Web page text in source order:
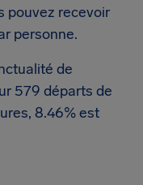
pouvez recevoir
personne.
de
579 départs de
8.46% est